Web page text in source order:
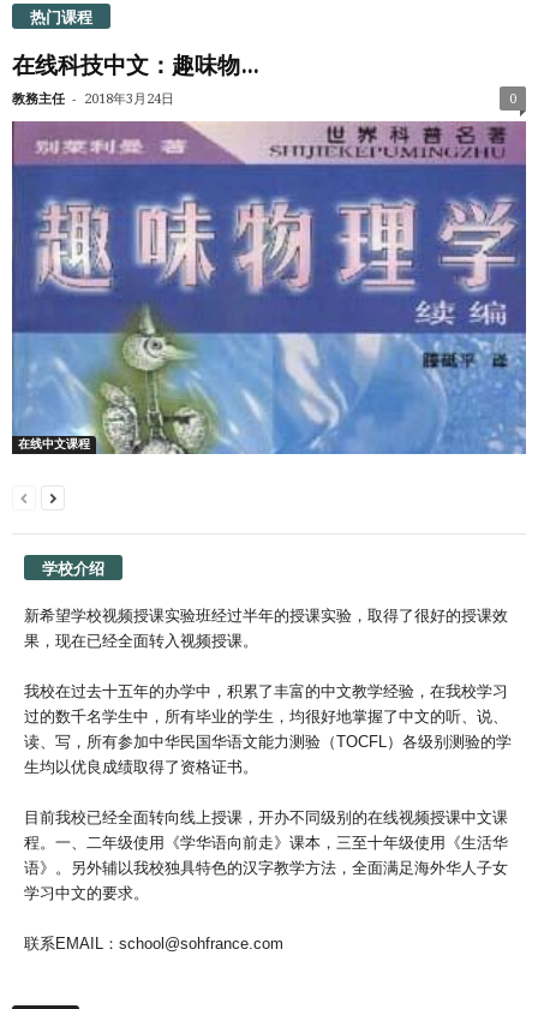
热门课程
在线科技中文：趣味物...
教務主任 - 2018年3月24日 0
在线中文课程
学校介绍
新希望学校视频授课实验班经过半年的授课实验，取得了很好的授课效
果，现在已经全面转入视频授课。
我校在过去十五年的办学中，积累了丰富的中文教学经验，在我校学习
过的数千名学生中，所有毕业的学生，均很好地掌握了中文的听、说、
读、写，所有参加中华民国华语文能力测验（TOCFL）各级别测验的学
生均以优良成绩取得了资格证书。
目前我校已经全面转向线上授课，开办不同级别的在线视频授课中文课
程。一、二年级使用《学华语向前走》课本，三至十年级使用《生活华
语》。另外辅以我校独具特色的汉字教学方法，全面满足海外华人子女
学习中文的要求。
联系EMAIL：school@sohfrance.com